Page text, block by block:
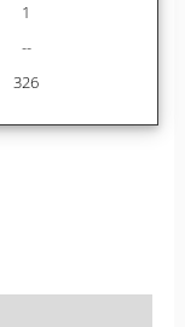
1
--
326